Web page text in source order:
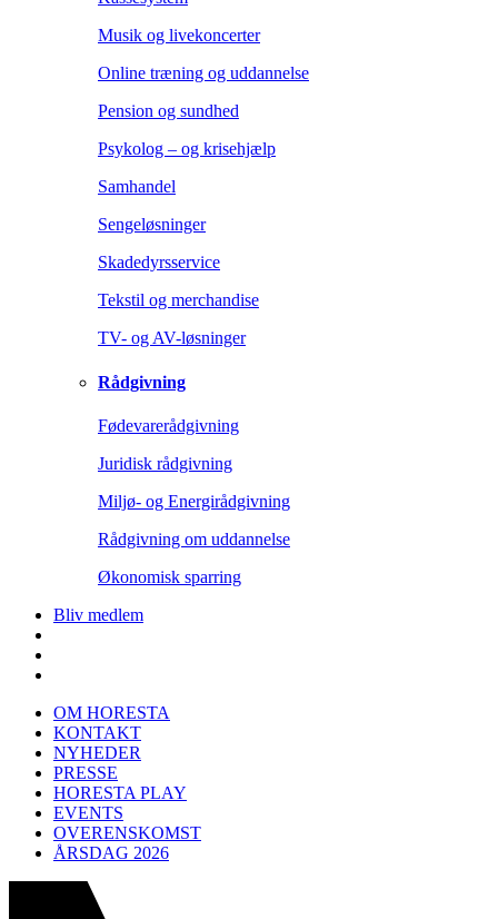
Musik og livekoncerter
Online træning og uddannelse
Pension og sundhed
Psykolog – og krisehjælp
Samhandel
Sengeløsninger
Skadedyrsservice
Tekstil og merchandise
TV- og AV-løsninger
Rådgivning
Fødevarerådgivning
Juridisk rådgivning
Miljø- og Energirådgivning
Rådgivning om uddannelse
Økonomisk sparring
Bliv medlem
OM HORESTA
KONTAKT
NYHEDER
PRESSE
HORESTA PLAY
EVENTS
OVERENSKOMST
ÅRSDAG 2026